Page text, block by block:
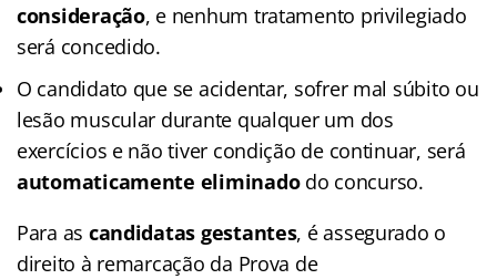
consideração, e nenhum tratamento privilegiado
será concedido.
O candidato que se acidentar, sofrer mal súbito ou
lesão muscular durante qualquer um dos
exercícios e não tiver condição de continuar, será
automaticamente eliminadodo concurso.
Para as candidatas gestantes, é assegurado o
direito à remarcação da Prova de